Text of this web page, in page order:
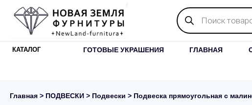
Поиск
товаров
КАТАЛОГ ГОТОВЫЕ УКРАШЕНИЯ ГЛАВНАЯ
Главная > ПОДВЕСКИ > Подвески > Подвеска прямоугольная с